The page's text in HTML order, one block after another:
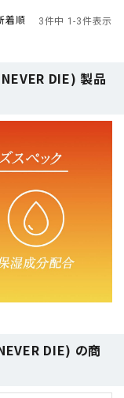
着順 3件中 1-3件表示
DIE) 製品
DIE) の商